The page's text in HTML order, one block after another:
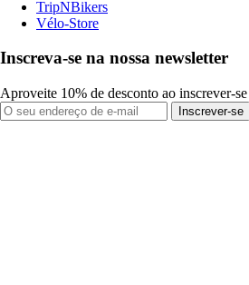
TripNBikers
Vélo-Store
Inscreva-se na nossa newsletter
Aproveite 10% de desconto ao inscrever-
Inscrever-se